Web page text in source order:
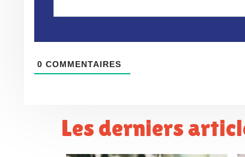
0 COMMENTAIRES
Les derniers